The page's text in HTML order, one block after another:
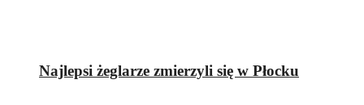
Najlepsi żeglarze zmierzyli się w Płocku